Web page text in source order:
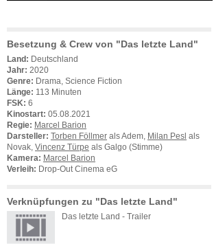
Besetzung & Crew von "Das letzte Land"
Land: Deutschland
Jahr: 2020
Genre: Drama, Science Fiction
Länge: 113 Minuten
FSK: 6
Kinostart: 05.08.2021
Regie: Marcel Barion
Darsteller: Torben Föllmer als Adem, Milan Pesl als
Novak, Vincenz Türpe als Galgo (Stimme)
Kamera: Marcel Barion
Verleih: Drop-Out Cinema eG
Verknüpfungen zu "Das letzte Land"
Das letzte Land - Trailer